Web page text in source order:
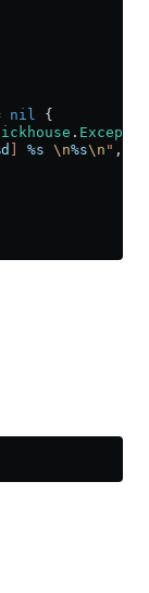
nil
{
.
%s \n%s\n " ,